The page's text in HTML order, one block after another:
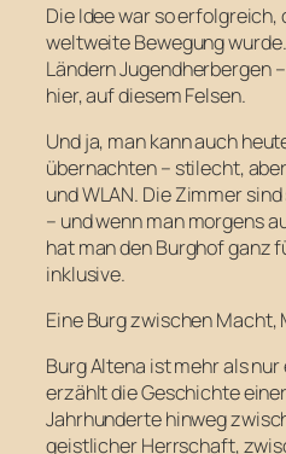
Die Idee war so erfolgreich,
weltweite Bewegung
Ländern Jugendherbergen
hier, auf diesem Felsen.
Und ja, man kann auch
übernachten – stilecht,
und WLAN. Die Zimmer
– und wenn man morgens
hat man den Burghof ganz
inklusive.
Eine Burg zwischen
Burg Altena ist mehr als
erzählt die Geschichte
Jahrhunderte hinweg
geistlicher Herrschaft,